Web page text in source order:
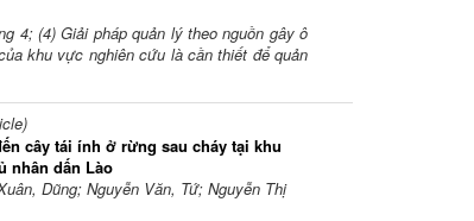
4; (4) Giải pháp quản lý theo nguồn gây ô
khu vực nghiên cứu là cần thiết để quản
cây tái ính ở rừng sau cháy tại khu
nhân dấn Lào
Dũng; Nguyễn Văn, Tứ; Nguyễn Thị